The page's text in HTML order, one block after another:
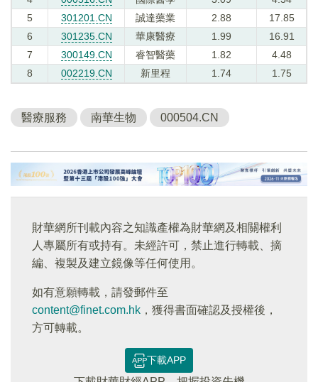
5
301201.CN 誠達藥業 2.88
17.85
6
301235.CN 華康醫療 1.99
16.91
7
300149.CN 睿智醫藥 1.82
4.48
8
002219.CN 新里程 1.74 1.75
醫療服務 南華生物 000504.CN
財華網所刊載內容之知識產權為財華網及相關權利
人專屬所有或持有。未經許可，禁止進行轉載、摘
編、複製及建立鏡像等任何使用。
如有意願轉載，請發郵件至
content@finet.com.hk ，獲得書面確認及授權後，
方可轉載。
下載APP